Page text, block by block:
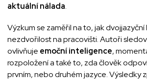
aktuální nálada.
Výzkum se zaměřil na to, jak dvojjazyční
nezdvořilost na pracovišti. Autoři
ovlivňuje emoční inteligence,
rozpoložení a také to, zda člověk
prvním, nebo druhém jazyce. Výsledky